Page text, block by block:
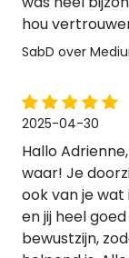
hou
SabD over
2025-04-30
Hallo
waar! Je
ook van je
en jij heel
bewustzijn,